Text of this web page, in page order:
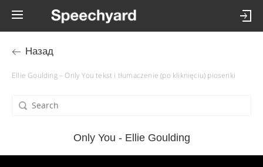
Назад
Ellie Goulding – Only You tekst i tłumaczenie (po kliknięciu) piosenki
Only You - Ellie Goulding